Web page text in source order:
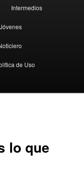
Intermedios
Jóvenes
de Uso
lo que